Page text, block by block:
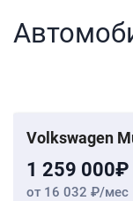
Volkswagen
1 259 000
от 16 032 /мес